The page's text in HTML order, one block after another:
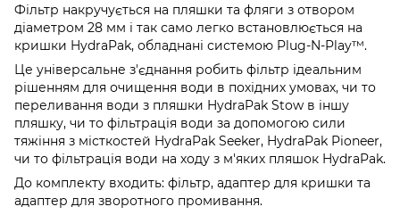
Фільтр накручується на пляшки та фляги з отвором
діаметром 28 мм і так само легко встановлюється на
кришки HydraPak, обладнані системою Plug-N-Play™.
Це універсальне з'єднання робить фільтр ідеальним
рішенням для очищення води в похідних умовах, чи то
переливання води з пляшки HydraPak Stow в іншу
пляшку, чи то фільтрація води за допомогою сили
тяжіння з місткостей HydraPak Seeker, HydraPak Pioneer,
чи то фільтрація води на ходу з м'яких пляшок HydraPak.
До комплекту входить: фільтр, адаптер для кришки та
адаптер для зворотного промивання.